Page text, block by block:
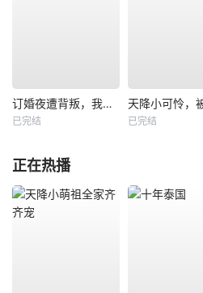
订婚夜遭背叛，我转身嫁顶级大佬
已完结 已完结
正在热播